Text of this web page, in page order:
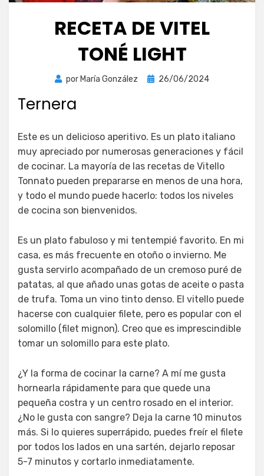
RECETA DE VITEL
TONÉ LIGHT
por María González
Publicada
26/06/2024
Ternera
Este es un delicioso aperitivo. Es un plato italiano
muy apreciado por numerosas generaciones y fácil
de cocinar. La mayoría de las recetas de Vitello
Tonnato pueden prepararse en menos de una hora,
y todo el mundo puede hacerlo: todos los niveles
de cocina son bienvenidos.
Es un plato fabuloso y mi tentempié favorito. En mi
casa, es más frecuente en otoño o invierno. Me
gusta servirlo acompañado de un cremoso puré de
patatas, al que añado unas gotas de aceite o pasta
de trufa. Toma un vino tinto denso. El vitello puede
hacerse con cualquier filete, pero es popular con el
solomillo (filet mignon). Creo que es imprescindible
tomar un solomillo para este plato.
¿Y la forma de cocinar la carne? A mí me gusta
hornearla rápidamente para que quede una
pequeña costra y un centro rosado en el interior.
¿No le gusta con sangre? Deja la carne 10 minutos
más. Si lo quieres superrápido, puedes freír el filete
por todos los lados en una sartén, dejarlo reposar
5-7 minutos y cortarlo inmediatamente.